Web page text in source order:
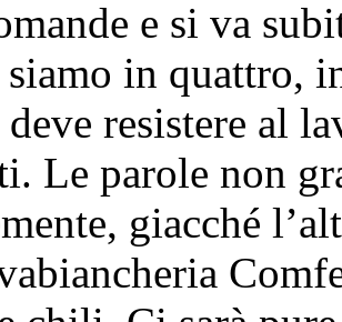
e si va
in quattro,
resistere al
Le parole non
giacché